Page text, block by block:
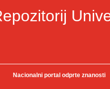
Nacionalni portal odprte znanosti